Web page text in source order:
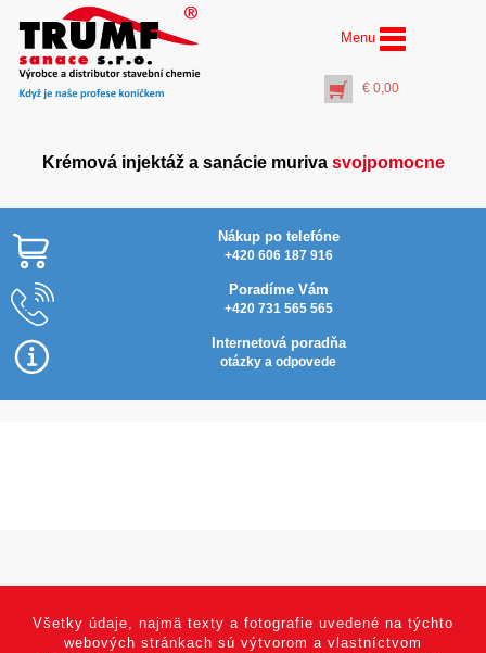
Menu
€ 0,00
Krémová injektáž a sanácie muriva svojpomocne
Nákup po telefóne
+420 606 187 916
Poradíme Vám
+420 731 565 565
Internetová poradňa
otázky a odpovede
Všetky údaje, najmä texty a fotografie uvedené na týchto
webových stránkach sú výtvorom a vlastníctvom
Vrták Ø 14 mm dĺžka
460 mm ……
(pracovná dĺžka 380
mm)
€7,50